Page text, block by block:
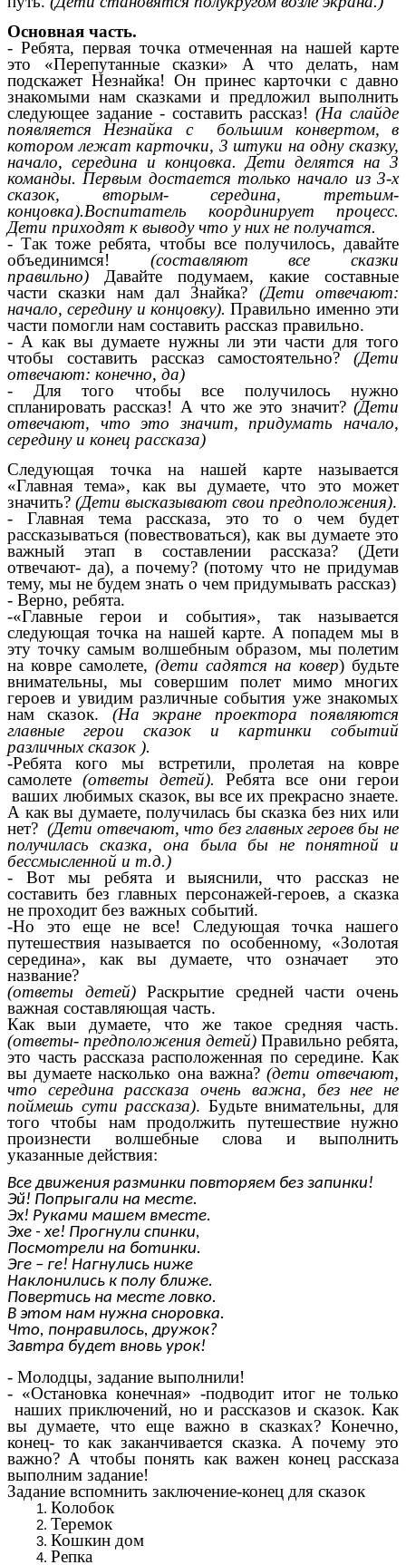
Основная часть.
- Ребята, первая точка отмеченная на нашей карте
это «Перепутанные сказки» А что делать, нам
подскажет Незнайка! Он принес карточки с давно
знакомыми нам сказками и предложил выполнить
следующее задание - составить рассказ!(На слайде
появляется Незнайка с большим конвертом, в
котором лежат карточки, 3 штуки на одну сказку,
начало, середина и концовка. Дети делятся на 3
команды. Первым достается только начало из 3-х
сказок, вторым- середина, третьим-
концовка).Воспитатель координирует процесс.
Дети приходят к выводу что у них не получатся.
- Так тоже ребята, чтобы все получилось, давайте
объединимся! (составляют все сказки
правильно) Давайте подумаем, какие составные
части сказки нам дал Знайка? (Дети отвечают:
начало, середину и концовку).Правильно именно эти
части помогли нам составить рассказ правильно.
- А как вы думаете нужны ли эти части для того
чтобы составить рассказ самостоятельно? (Дети
отвечают: конечно, да)
- Для того чтобы все получилось нужно
спланировать рассказ! А что же это значит? (Дети
отвечают, что это значит, придумать начало,
середину и конец рассказа)
Следующая точка на нашей карте называется
«Главная тема», как вы думаете, что это может
значить? (Дети высказывают свои предположения).
- Главная тема рассказа, это то о чем будет
рассказываться (повествоваться), как вы думаете это
важный этап в составлении рассказа? (Дети
отвечают- да), а почему? (потому что не придумав
тему, мы не будем знать о чем придумывать рассказ)
- Верно, ребята.
-«Главные герои и события», так называется
следующая точка на нашей карте. А попадем мы в
эту точку самым волшебным образом, мы полетим
на ковре самолете, (дети садятся на ковер) будьте
внимательны, мы совершим полет мимо многих
героев и увидим различные события уже знакомых
нам сказок.(На экране проектора появляются
главные герои сказок и картинки событий
различных сказок ).
-Ребята кого мы встретили, пролетая на ковре
самолете (ответы детей). Ребята все они герои
ваших любимых сказок, вы все их прекрасно знаете.
А как вы думаете, получилась бы сказка без них или
нет? (Дети отвечают, что без главных героев бы не
получилась сказка, она была бы не понятной и
бессмысленной и т.д.)
- Вот мы ребята и выяснили, что рассказ не
составить без главных персонажей-героев, а сказка
не проходит без важных событий.
-Но это еще не все! Следующая точка нашего
путешествия называется по особенному, «Золотая
середина», как вы думаете, что означает это
название?
(ответы детей)Раскрытие средней части очень
важная составляющая часть.
Как выи думаете, что же такое средняя часть.
(ответы- предположения детей) Правильно ребята,
это часть рассказа расположенная по середине. Как
вы думаете насколько она важна? (дети отвечают,
что середина рассказа очень важна, без нее не
поймешь сути рассказа). Будьте внимательны, для
того чтобы нам продолжить путешествие нужно
произнести волшебные слова и выполнить
указанные действия:
Все движения разминки повторяем без запинки!
Эй! Попрыгали на месте.
Эх! Руками машем вместе.
Эхе - хе! Прогнули спинки,
Посмотрели на ботинки.
Эге – ге! Нагнулись ниже
Наклонились к полу ближе.
Повертись на месте ловко.
В этом нам нужна сноровка.
Что, понравилось, дружок?
Завтра будет вновь урок!
- Молодцы, задание выполнили!
- «Остановка конечная» -подводит итог не только
наших приключений, но и рассказов и сказок. Как
вы думаете, что еще важно в сказках? Конечно,
конец- то как заканчивается сказка. А почему это
важно? А чтобы понять как важен конец рассказа
выполним задание!
Задание вспомнить заключение-конец для сказок
Колобок
Теремок
Кошкин дом
Репка